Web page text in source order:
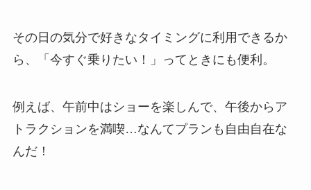
その日の気分で好きなタイミングに利用できるか
ら、「今すぐ乗りたい！」ってときにも便利。
例えば、午前中はショーを楽しんで、午後からア
トラクションを満喫…なんてプランも自由自在な
んだ！